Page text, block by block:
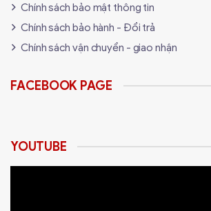
Chính sách bảo mật thông tin
Chính sách bảo hành - Đổi trả
Chính sách vận chuyển - giao nhận
FACEBOOK PAGE
YOUTUBE